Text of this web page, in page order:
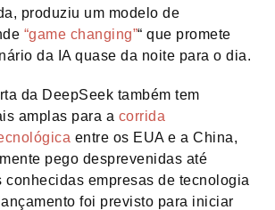
produziu um modelo de
“game changing”“ que promete
da IA quase da noite para o dia.
da DeepSeek também tem
amplas para a corrida
entre os EUA e a China,
pego desprevenidas até
conhecidas empresas de tecnologia
foi previsto para iniciar